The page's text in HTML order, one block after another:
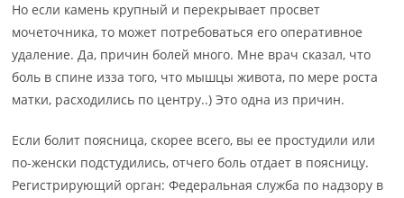
Но если камень крупный и перекрывает просвет
мочеточника, то может потребоваться его оперативное
удаление. Да, причин болей много. Мне врач сказал, что
боль в спине изза того, что мышцы живота, по мере роста
матки, расходились по центру..) Это одна из причин.
Если болит поясница, скорее всего, вы ее простудили или
по-женски подстудились, отчего боль отдает в поясницу.
Регистрирующий орган: Федеральная служба по надзору в